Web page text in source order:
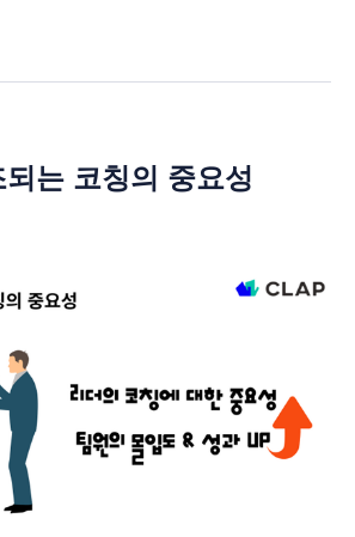
는 코칭의 중요성